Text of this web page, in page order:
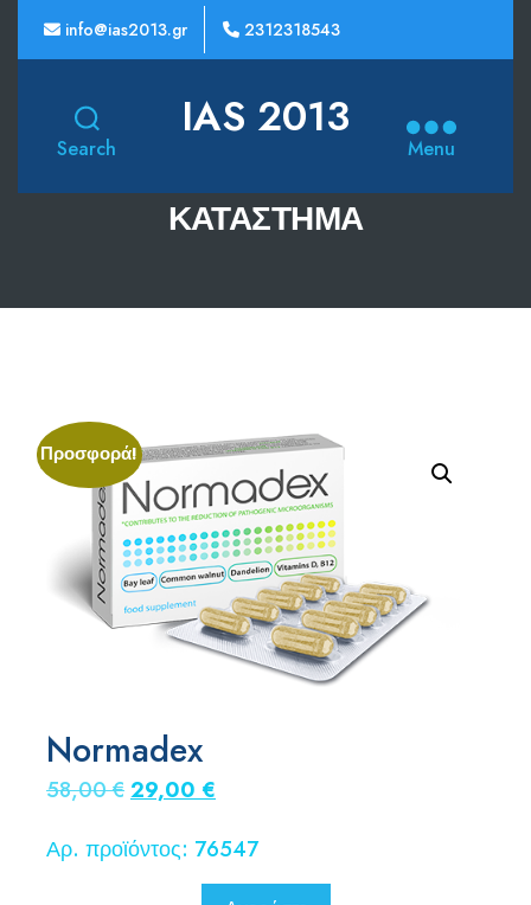
info@ias2013.gr 2312318543
Search
IAS 2013
Menu
ΚΑΤΆΣΤΗΜΑ
Προσφορά!
Normadex
58,00€Original
29,00 €
Αρ. προϊόντος: 76547